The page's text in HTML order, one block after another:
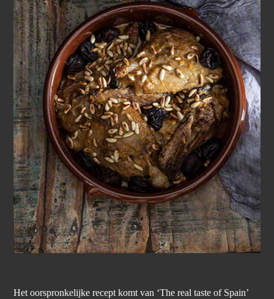
Het oorspronkelijke recept komt van ‘The real taste of Spain’